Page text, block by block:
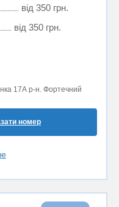
від 350 грн.
від 350 грн.
17А р-н. Фортечний
номер